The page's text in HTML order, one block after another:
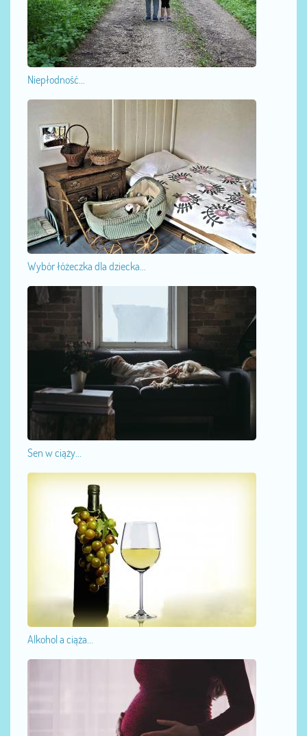
Niepłodność...
Wybór łóżeczka dla dziecka...
Sen w ciąży...
Alkohol a ciąża...